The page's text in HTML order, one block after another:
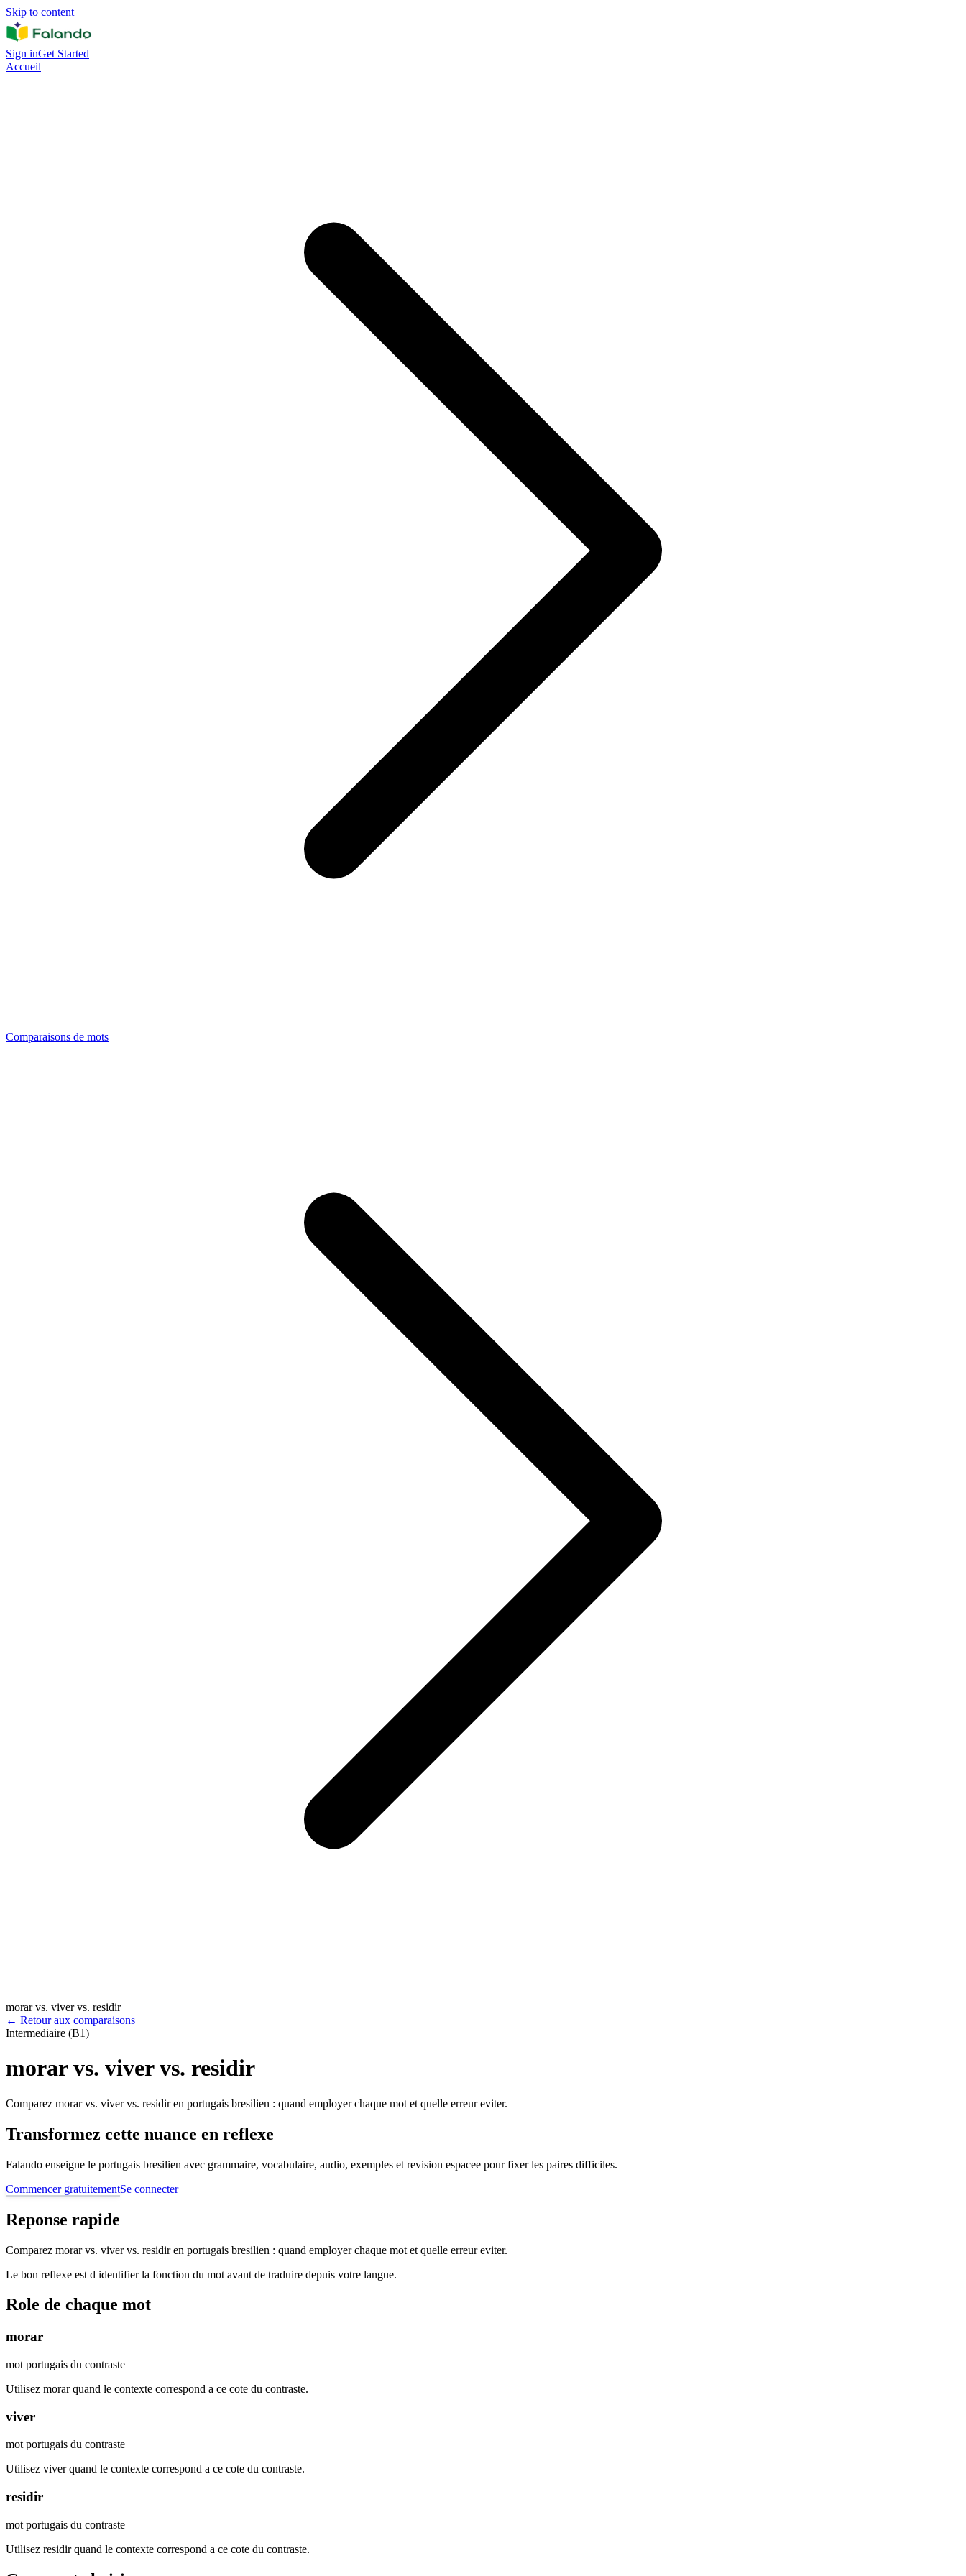
Skip to content
Sign inGet Started
Accueil
Comparaisons de mots
morar vs. viver vs. residir
← Retour aux comparaisons
Intermediaire (B1)
morar vs. viver vs. residir
Comparez morar vs. viver vs. residir en portugais bresilien : quand employer chaque mot et quelle erreur eviter.
Transformez cette nuance en reflexe
Falando enseigne le portugais bresilien avec grammaire, vocabulaire, audio, exemples et revision espacee pour fixer les paires difficiles.
Commencer gratuitementSe connecter
Reponse rapide
Comparez morar vs. viver vs. residir en portugais bresilien : quand employer chaque mot et quelle erreur eviter.
Le bon reflexe est d identifier la fonction du mot avant de traduire depuis votre langue.
Role de chaque mot
morar
mot portugais du contraste
Utilisez morar quand le contexte correspond a ce cote du contraste.
viver
mot portugais du contraste
Utilisez viver quand le contexte correspond a ce cote du contraste.
residir
mot portugais du contraste
Utilisez residir quand le contexte correspond a ce cote du contraste.